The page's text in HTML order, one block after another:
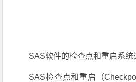
SAS软件的检查点和重启系统
SAS检查点和重启（